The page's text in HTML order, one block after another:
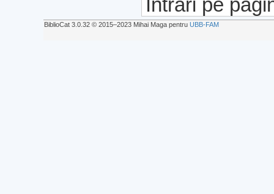
Intrări pe
BiblioCat 3.0.32 © 2015‒2023 Mihai Maga pentru UBB-FAM